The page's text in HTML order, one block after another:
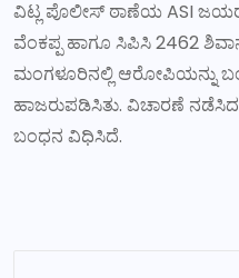
ವಿಟ್ಲ ಪೊಲೀಸ್ ಠಾಣೆಯ ASI
ವೆಂಕಪ್ಪ ಹಾಗೂ ಸಿಪಿಸಿ 2462
ಮಂಗಳೂರಿನಲ್ಲಿ ಆರೋಪಿಯನ್ನು
ಹಾಜರುಪಡಿಸಿತು. ವಿಚಾರಣೆ
ಬಂಧನ ವಿಧಿಸಿದೆ.